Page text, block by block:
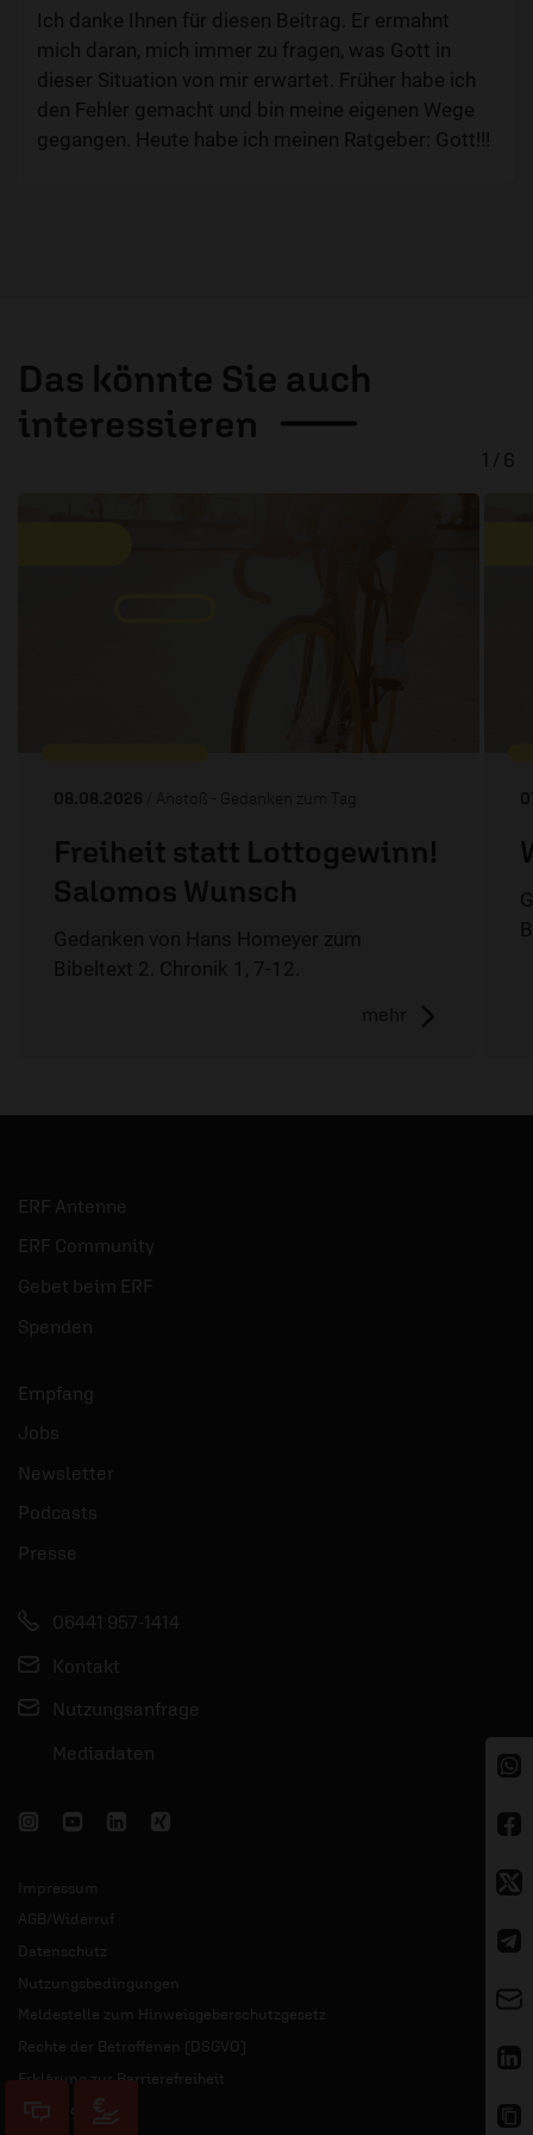
Ich danke Ihnen für diesen Beitrag. Er ermahnt
mich daran, mich immer zu fragen, was Gott in
dieser Situation von mir erwartet. Früher habe ich
den Fehler gemacht und bin meine eigenen Wege
gegangen. Heute habe ich meinen Ratgeber: Gott!!!
Das könnte Sie auch
interessieren
08.08.2026 / Anstoß - Gedanken zum Tag
Freiheit statt Lottogewinn!
Salomos Wunsch
Gedanken von Hans Homeyer zum
Bibeltext 2. Chronik 1, 7-12.
mehr
1 / 6
ERF Antenne
ERF Community
Gebet beim ERF
Spenden
Empfang
Jobs
Newsletter
Podcasts
Presse
06441 957-1414
Kontakt
Nutzungsanfrage
Mediadaten
Impressum
AGB/Widerruf
Datenschutz
Nutzungsbedingungen
Meldestelle zum Hinweisgeberschutzgesetz
Rechte der Betroffenen (DSGVO)
Erklärung zur Barrierefreiheit
KI Grundsätze